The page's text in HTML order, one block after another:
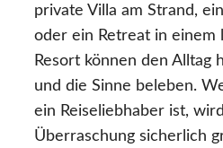
private Villa am Strand,
oder ein Retreat in einem
Resort können den Alltag
und die Sinne beleben.
ein Reiseliebhaber ist,
Überraschung sicherlich